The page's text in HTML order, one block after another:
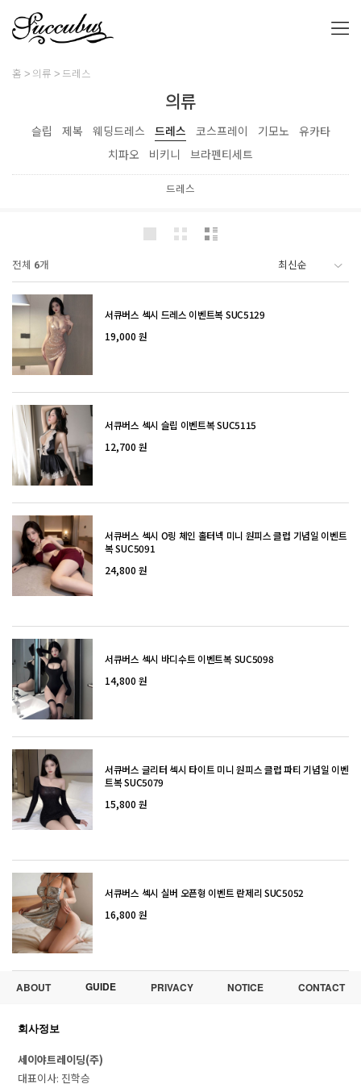
홈 의류 드레스
의류
슬립 제복 웨딩드레스 드레스 코스프레이 기모노
유카타
치파오
비키니 브라펜티세트
드레스
전체 6개
서큐버스 섹시 드레스 이벤트복 SUC5129
19,000 원
서큐버스 섹시 슬립 이벤트복 SUC5115
12,700 원
서큐버스 섹시 O링 체인 홀터넥 미니 원피스 클럽 기념일 이벤트
복 SUC5091
24,800 원
서큐버스 섹시 바디수트 이벤트복 SUC5098
14,800 원
서큐버스 글리터 섹시 타이트 미니 원피스 클럽 파티 기념일 이벤
트복 SUC5079
15,800 원
서큐버스 섹시 실버 오픈형 이벤트 란제리 SUC5052
16,800 원
ABOUT GUIDE PRIVACY NOTICE CONTACT
회사정보
세이야트레이딩(주)
대표이사: 진학승